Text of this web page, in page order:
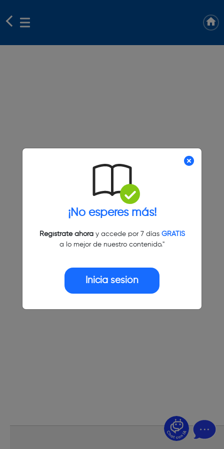
¡No esperes más!
Regístrate ahoray accede por 7 días GRATIS
a lo mejor de nuestro contenido."
Inicia sesión